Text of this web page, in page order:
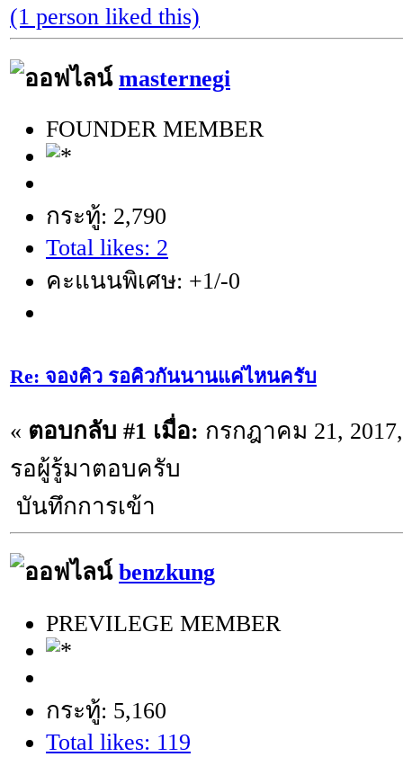
(1 person liked this)
masternegi
FOUNDER MEMBER
กระทู้: 2,790
Total likes: 2
คะแนนพิเศษ: +1/-0
Re: จองคิว รอคิวกันนานแค่ไหนครับ
« ตอบกลับ #1 เมื่อ: กรกฎาคม 21,
รอผู้รู้มาตอบครับ
บันทึกการเข้า
benzkung
PREVILEGE MEMBER
กระทู้: 5,160
Total likes: 119